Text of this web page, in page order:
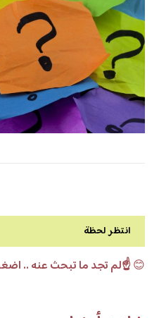
انتظر لحظة
😊☝️لم تجد ما تبحث عنه ..